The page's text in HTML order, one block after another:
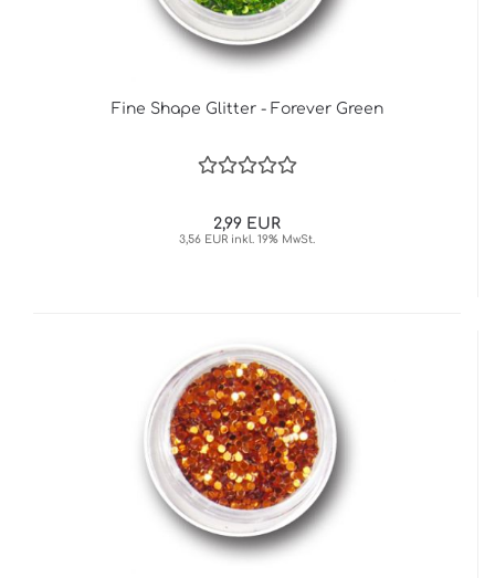
Fine Shape Glitter - Forever Green
2,99 EUR
3,56 EUR inkl. 19% MwSt.